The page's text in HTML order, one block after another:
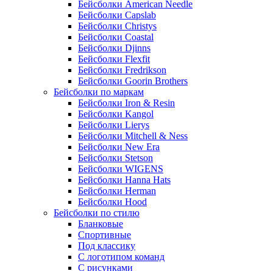
Бейсболки American Needle
Бейсболки Capslab
Бейсболки Christys
Бейсболки Coastal
Бейсболки Djinns
Бейсболки Flexfit
Бейсболки Fredrikson
Бейсболки Goorin Brothers
Бейсболки по маркам
Бейсболки Iron & Resin
Бейсболки Kangol
Бейсболки Lierys
Бейсболки Mitchell & Ness
Бейсболки New Era
Бейсболки Stetson
Бейсболки WIGENS
Бейсболки Hanna Hats
Бейсболки Herman
Бейсболки Hood
Бейсболки по стилю
Бланковые
Спортивные
Под классику
С логотипом команд
С рисунками